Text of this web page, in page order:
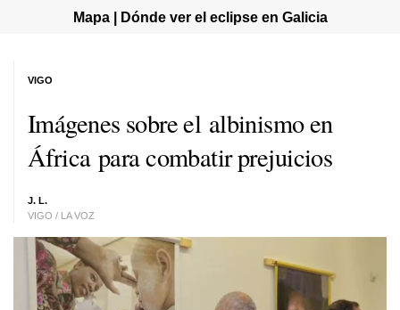
Mapa | Dónde ver el eclipse en Galicia
Imágenes sobre el albinismo en
África para combatir prejuicios
J. L.
VIGO / LA VOZ
VIGO